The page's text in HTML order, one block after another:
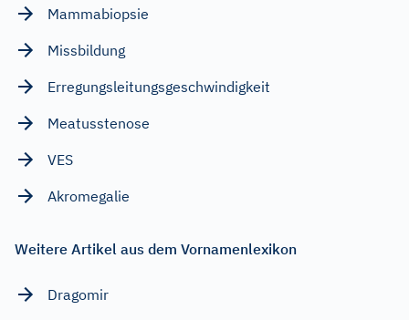
Mammabiopsie
Missbildung
Erregungsleitungsgeschwindigkeit
Meatusstenose
VES
Akromegalie
Weitere Artikel aus dem Vornamenlexikon
Dragomir